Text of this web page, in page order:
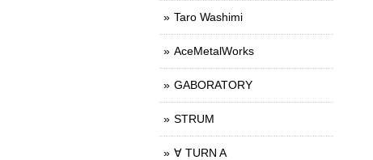
Taro Washimi
AceMetalWorks
GABORATORY
STRUM
∀ TURN A